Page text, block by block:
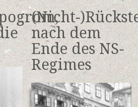
(Nicht-
nach dem
Ende des NS-
Regimes